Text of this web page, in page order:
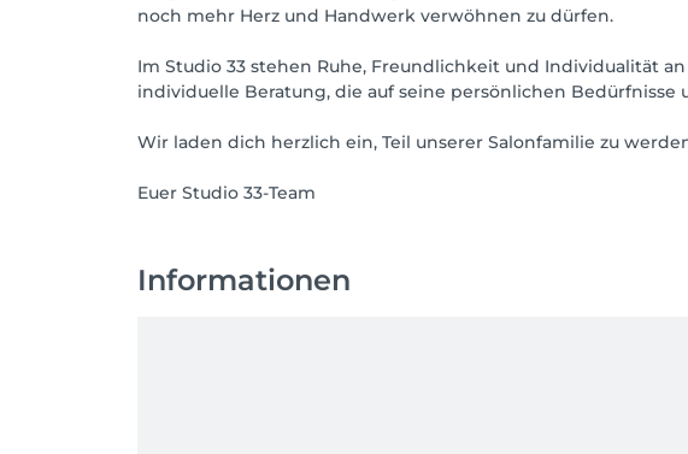
noch mehr Herz und Handwerk verwöhnen zu dürfen.
Im Studio 33 stehen Ruhe, Freundlichkeit und Individualität
individuelle Beratung, die auf seine persönlichen Bedürfnisse
Wir laden dich herzlich ein, Teil unserer Salonfamilie zu
Euer Studio 33-Team
Informationen